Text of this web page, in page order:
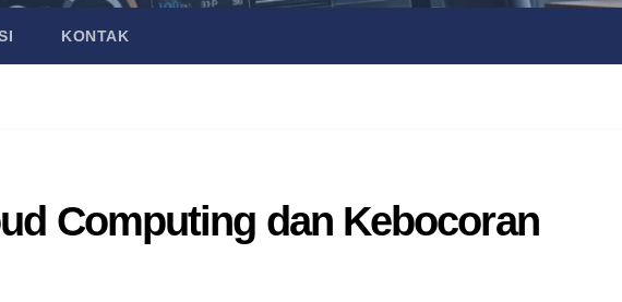
KONTAK
Computing dan Kebocoran